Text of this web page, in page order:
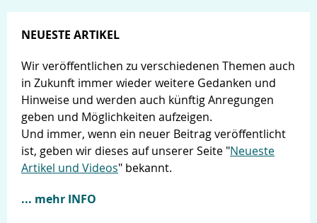
NEUESTE ARTIKEL
Wir veröffentlichen zu verschiedenen Themen auch
in Zukunft immer wieder weitere Gedanken und
Hinweise und werden auch künftig Anregungen
geben und Möglichkeiten aufzeigen.
Und immer, wenn ein neuer Beitrag veröffentlicht
ist, geben wir dieses auf unserer Seite "Neueste
Artikel und Videos" bekannt.
... mehr INFO